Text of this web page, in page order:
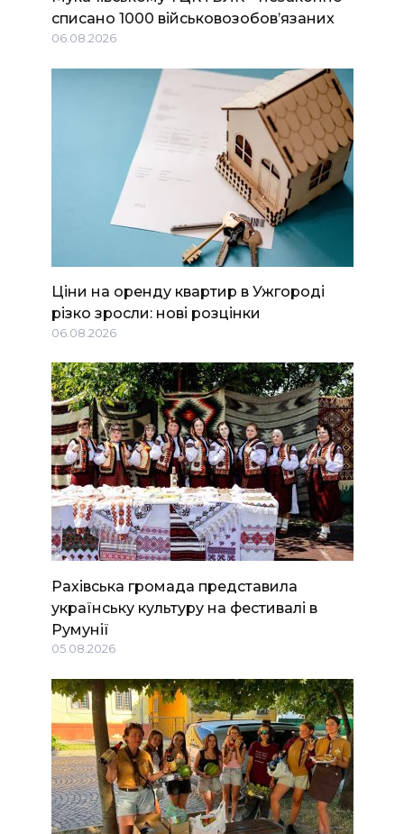
списано 1000 військовозобов’язаних
06.08.2026
Ціни на оренду квартир в Ужгороді
різко зросли: нові розцінки
06.08.2026
Рахівська громада представила
українську культуру на фестивалі в
Румунії
05.08.2026